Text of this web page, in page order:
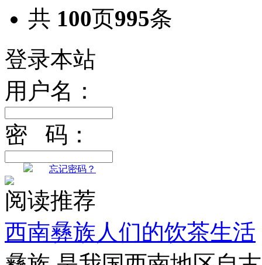
共 100页995条
登录本站
用户名：
密 码：
忘记密码？
阅读推荐
西南彝族人们的饮茶生活